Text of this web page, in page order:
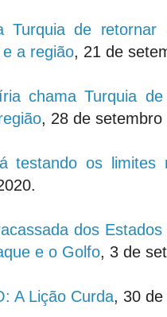
Turquia de
a região, 21 de
chama Turquia
, 28 de setembro
testando os limites
dos
e o Golfo, 3 de
A Lição Curda, 30